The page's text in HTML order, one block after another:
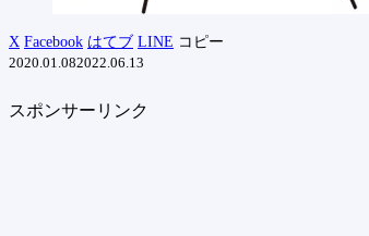
X Facebook はてブ LINE コピー
2020.01.082022.06.13
スポンサーリンク